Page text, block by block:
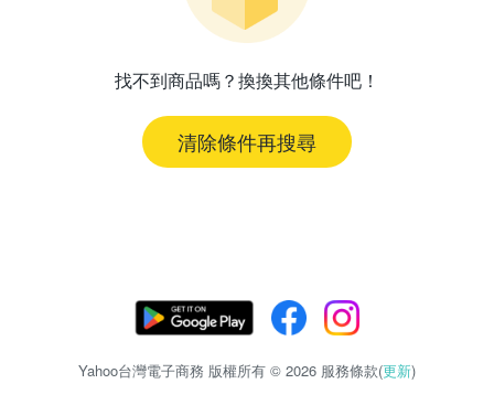
找不到商品嗎？換換其他條件吧！
清除條件再搜尋
Yahoo台灣電子商務 版權所有 © 2026 服務條款(更新)